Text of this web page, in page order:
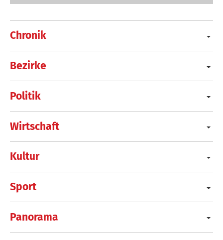
Chronik
Bezirke
Politik
Wirtschaft
Kultur
Sport
Panorama